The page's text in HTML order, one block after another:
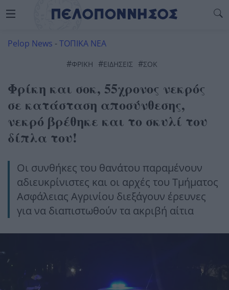
Pelop News -ΤΟΠΙΚΑ ΝΕΑ
#ΦΡΙΚΗ #ΕΙΔΗΣΕΙΣ #ΣΟΚ
Φρίκη και σοκ, 55χρονος νεκρός
σε κατάσταση αποσύνθεσης,
νεκρό βρέθηκε και το σκυλί του
δίπλα του!
Οι συνθήκες του θανάτου παραμένουν
αδιευκρίνιστες και οι αρχές του Τμήματος
Ασφάλειας Αγρινίου διεξάγουν έρευνες
για να διαπιστωθούν τα ακριβή αίτια